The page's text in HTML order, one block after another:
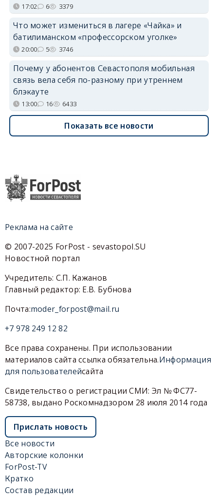
17:02 6 3379
Что может измениться в лагере «Чайка» и
батилиманском «профессорском уголке»
20:00 5 3746
Почему у абонентов Севастополя мобильная
связь вела себя по-разному при утреннем
блэкауте
13:00 16 6433
Показать все новости
Реклама на сайте
© 2007-2025 ForPost - sevastopol.SU
Новостной портал
Учредитель: С.П. Кажанов
Главный редактор: Е.В. Бубнова
Почта:moder_forpost@mail.ru
+7 978 249 12 82
Все права сохранены. При использовании
материалов сайта ссылка обязательна.Информация
для пользователейсайта
Свидетельство о регистрации СМИ: Эл № ФС77-
58738, выдано Роскомнадзором 28 июля 2014 года
Прислать новость
Все новости
Авторские колонки
ForPost-TV
Кратко
Состав редакции